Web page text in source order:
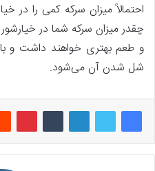
احتمالاً میزان سرکه کمی را در
چقدر میزان سرکه شما در
و طعم بهتری خواهند داشت و
شل شدن آن می‌شود.